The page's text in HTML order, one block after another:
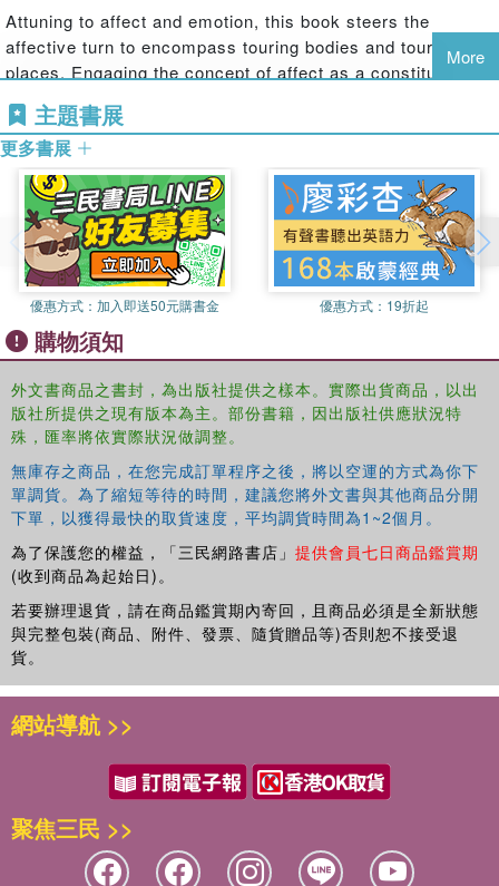
Attuning to affect and emotion, this book steers the
affective turn to encompass touring bodies and tourism
places. Engaging the concept of affect as a constitutive
terminology to describe something that is, by its very
nature, beyond words. For this reason, as evident in the
four interconnected sections of this volume, studying
affect poses a significant and fruitful challenge to the
status-quo of social scientific method and analysis. From
African-American emotional labour while travelling, to
visiting Banksy''s Dismaland park, to affective
heritagescapes, self-love, and travelling mittens, and
across socio-spatial theories of emotions, decolonial
feminist theory, and atmospheric politics, this book
demonstrates the epistemic and empirical richness of
affective tourism.
Along with the contributors to this volume, the editors
make a case for thinking about emotions and affects
through collective and individual practices as interrelated
shaping tourism encounters inandwithplaces. That is, to
break it down as
doing,and assharedbetween bodies and
places through the
Geographies
More
主題書展
更多書展
優惠方式： 加入即送50元購書金 優惠方式： 19折起
購物須知
外文書商品之書封，為出版社提供之樣本。實際出貨商品，以出
版社所提供之現有版本為主。部份書籍，因出版社供應狀況特
殊，匯率將依實際狀況做調整。
無庫存之商品，在您完成訂單程序之後，將以空運的方式為你下
單調貨。為了縮短等待的時間，建議您將外文書與其他商品分開
下單，以獲得最快的取貨速度，平均調貨時間為1~2個月。
為了保護您的權益，「三民網路書店」 提供會員七日商品鑑賞期
(收到商品為起始日)。
若要辦理退貨，請在商品鑑賞期內寄回，且商品必須是全新狀態
與完整包裝(商品、附件、發票、隨貨贈品等)否則恕不接受退
貨。
網站導航 >>
聚焦三民 >>